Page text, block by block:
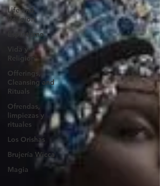
Life and
Religion
Espiritismo
Vida y
Religión
Offerings,
Cleansing and
Rituals
Ofrendas,
limpiezas y
rituales
Los Orishas
Brujería Wicca
Magia